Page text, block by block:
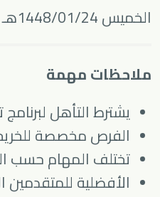
الخميس 1448/01/24هـ الموافق 2026/07/09م
ملاحظات مهمة
يشترط التأهل لبرنامج
الفرص مخصصة
تختلف المهام حسب
الأفضلية